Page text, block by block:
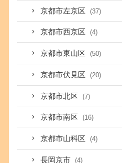
京都市左京区 (37)
京都市西京区 (4)
京都市東山区 (50)
京都市伏見区 (20)
京都市北区 (7)
京都市南区 (16)
京都市山科区 (4)
長岡京市 (4)